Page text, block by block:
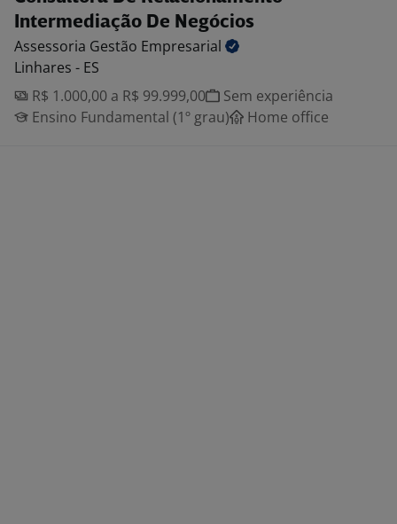
Intermediação De Negócios
Assessoria Gestão Empresarial
Linhares - ES
R$ 1.000,00 a R$ 99.999,00
Sem experiência
Ensino Fundamental (1º grau)
Home office